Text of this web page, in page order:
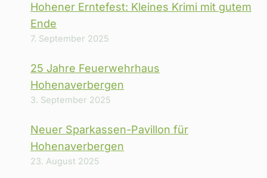
Hohener Erntefest: Kleines Krimi mit gutem
Ende
7. September 2025
25 Jahre Feuerwehrhaus
Hohenaverbergen
3. September 2025
Neuer Sparkassen-Pavillon für
Hohenaverbergen
23. August 2025